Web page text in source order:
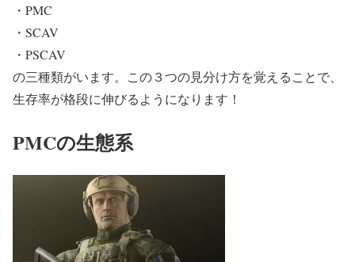
・PMC
・SCAV
・PSCAV
の三種類がいます。この３つの見分け方を覚えることで、
生存率が格段に伸びるようになります！
PMCの生態系